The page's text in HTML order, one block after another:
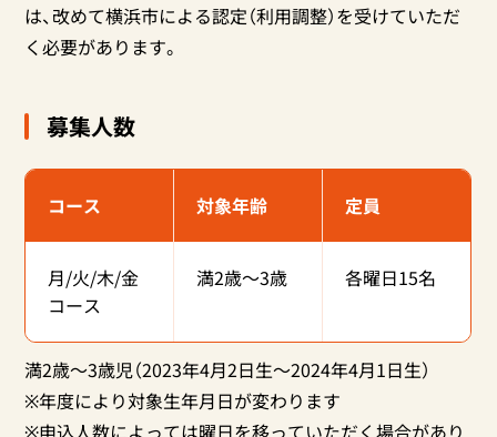
は、改めて横浜市による認定（利用調整）を受けていただ
く必要があります。
募集人数
コース 対象年齢 定員
月/火/木/金
コース
満2歳〜3歳 各曜日15名
満2歳～3歳児（2023年4月2日生～2024年4月1日生）
※年度により対象生年月日が変わります